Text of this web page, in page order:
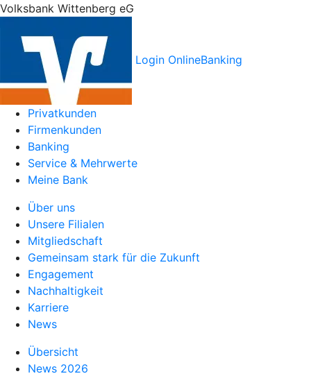
Volksbank Wittenberg eG
Login OnlineBanking
Privatkunden
Firmenkunden
Banking
Service & Mehrwerte
Meine Bank
Über uns
Unsere Filialen
Mitgliedschaft
Gemeinsam stark für die Zukunft
Engagement
Nachhaltigkeit
Karriere
News
Übersicht
News 2026